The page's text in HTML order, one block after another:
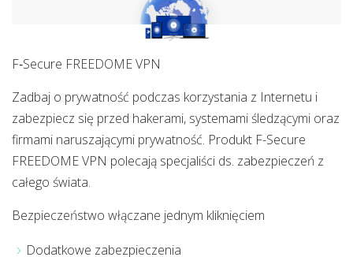
F‑Secure FREEDOME VPN
Zadbaj o prywatność podczas korzystania z Internetu i
zabezpiecz się przed hakerami, systemami śledzącymi oraz
firmami naruszającymi prywatność. Produkt F-Secure
FREEDOME VPN polecają specjaliści ds. zabezpieczeń z
całego świata.
Bezpieczeństwo włączane jednym kliknięciem
Dodatkowe zabezpieczenia